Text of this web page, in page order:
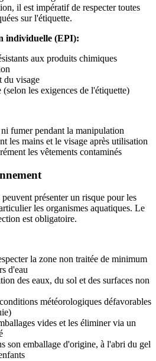
il est impératif de respecter toutes
sur l'étiquette.
individuelle (EPI):
aux produits chimiques
du visage
les exigences de l'étiquette)
fumer pendant la manipulation
les mains et le visage après utilisation
les vêtements contaminés
présenter un risque pour les
les organismes aquatiques. Le
est obligatoire.
la zone non traitée de minimum
d'eau
des eaux, du sol et des surfaces non
météorologiques défavorables
vides et les éliminer via un
son emballage d'origine, à l'abri du gel